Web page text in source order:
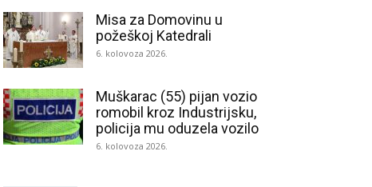
Misa za Domovinu u
požeškoj Katedrali
6. kolovoza 2026.
Muškarac (55) pijan vozio
romobil kroz Industrijsku,
policija mu oduzela vozilo
6. kolovoza 2026.